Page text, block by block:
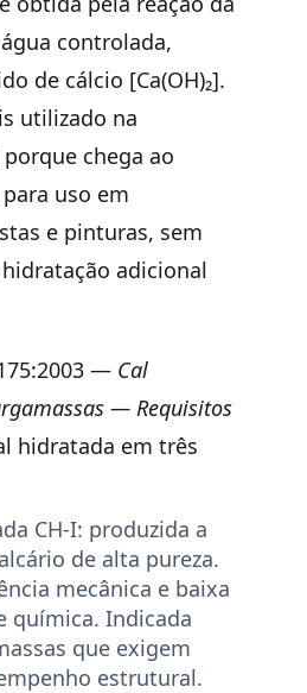
controlada,
de cálcio [Ca(OH)₂].
utilizado na
chega ao
uso em
e pinturas, sem
adicional
— Cal
— Requisitos
hidratada em três
CH-I: produzida a
de alta pureza.
mecânica e baixa
química. Indicada
que exigem
estrutural.